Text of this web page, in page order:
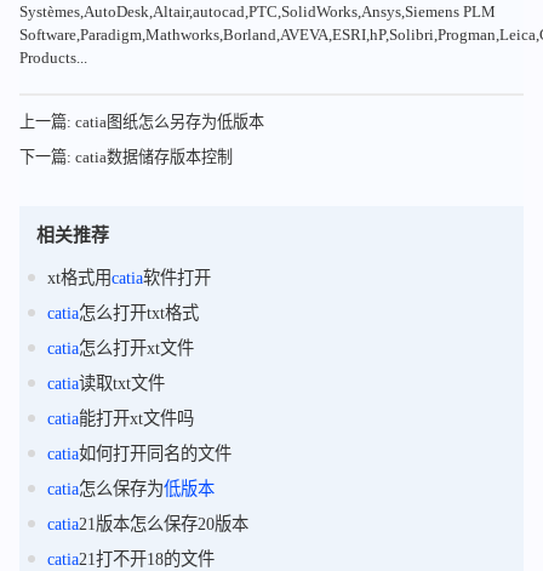
Systèmes,AutoDesk,Altair,autocad,PTC,SolidWorks,Ansys,Siemens PLM
Products...
上一篇: catia图纸怎么另存为低版本
下一篇: catia数据储存版本控制
相关推荐
xt格式用catia软件打开
catia怎么打开txt格式
catia怎么打开xt文件
catia读取txt文件
catia能打开xt文件吗
catia如何打开同名的文件
catia怎么保存为低版本
catia21版本怎么保存20版本
catia21打不开18的文件